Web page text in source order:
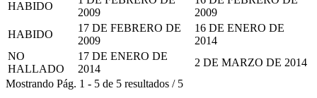
HABIDO
2009
2009
HABIDO
17 DE FEBRERO DE
2009
16 DE ENERO DE
2014
NO
HALLADO
17 DE ENERO DE
2014
2 DE MARZO DE 2014
Mostrando Pág. 1 - 5 de 5 resultados / 5